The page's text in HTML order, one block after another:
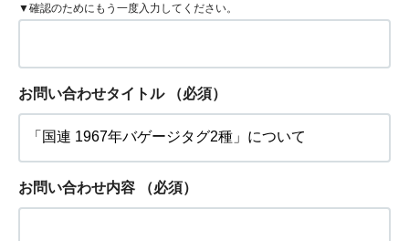
▼確認のためにもう一度入力してください。
お問い合わせタイトル （必須）
お問い合わせ内容 （必須）